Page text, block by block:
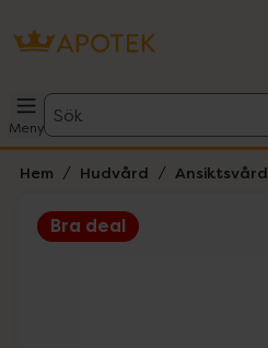
Meny
Sök
Hem Hudvård Ansiktsvård
Bra deal